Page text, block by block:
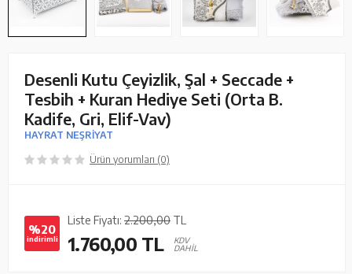
Desenli Kutu Çeyizlik, Şal + Seccade +
Tesbih + Kuran Hediye Seti (Orta B.
Kadife, Gri, Elif-Vav)
HAYRAT NEŞRİYAT
Ürün yorumları (0)
%20
indirimli
Liste Fiyatı: 2.200,00 TL
1.760,00 TL
KDV
DAHİL